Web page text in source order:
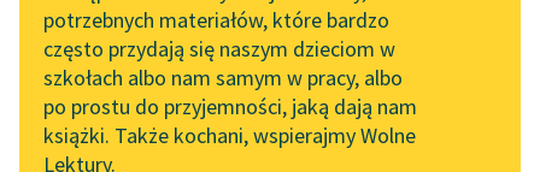
Spotkanie z Katarzyną
Tunkiel w Oslo
102. lata temu zmarł
Joseph Conrad
OAI-PMH
Widget Wolnych Lektur
Przypisy
potrzebnych materiałów, które bardzo
często przydają się naszym dzieciom w
szkołach albo nam samym w pracy, albo
po prostu do przyjemności, jaką dają nam
książki. Także kochani, wspierajmy Wolne
Lektury.
przejmował mnie
wielki...
Czytaj więcej